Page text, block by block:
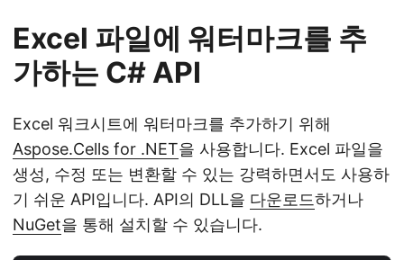
Excel 파일에 워터마크를 추
가하는 C# API
Excel 워크시트에 워터마크를 추가하기 위해
Aspose.Cells for .NET을 사용합니다. Excel 파일을
생성, 수정 또는 변환할 수 있는 강력하면서도 사용하
기 쉬운 API입니다. API의 DLL을 다운로드하거나
NuGet을 통해 설치할 수 있습니다.